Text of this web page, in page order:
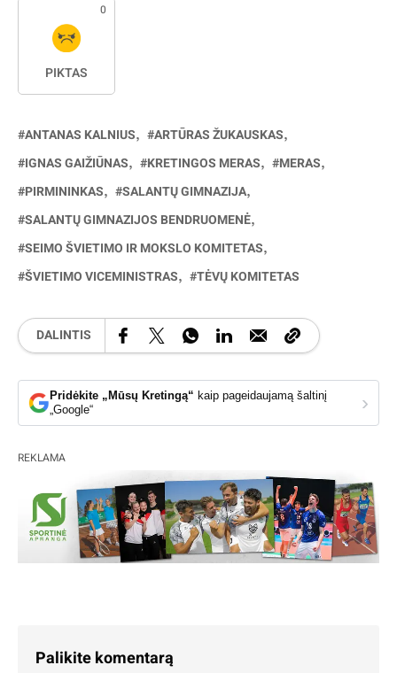
0
PIKTAS
ANTANAS KALNIUS
ARTŪRAS ŽUKAUSKAS
IGNAS GAIŽIŪNAS
KRETINGOS MERAS
MERAS
PIRMININKAS
SALANTŲ GIMNAZIJA
SALANTŲ GIMNAZIJOS BENDRUOMENĖ
SEIMO ŠVIETIMO IR MOKSLO KOMITETAS
ŠVIETIMO VICEMINISTRAS
TĖVŲ KOMITETAS
DALINTIS
Pridėkite „Mūsų Kretingą“ kaip pageidaujamą šaltinį
„Google“
›
REKLAMA
Palikite komentarą